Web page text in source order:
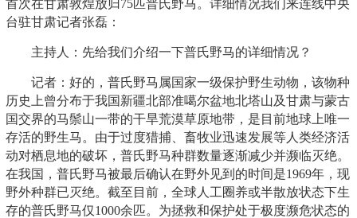
首次在甘肃敦煌放归75匹普氏野马。详细情况我们来连线中央
台驻甘肃记者张磊：
主持人：先给我们介绍一下普氏野马的详细情况？
记者：好的，普氏野马属国家一级保护野生动物，该物种
历史上曾分布于我国新疆北部准噶尔盆地北塔山及甘肃与蒙古
国交界的马鬃山一带的干旱荒漠草原地带，是目前地球上唯一
存活的野生马。由于过度猎捕、畜牧业迅速发展等人类经济活
动对栖息地的破坏，普氏野马种群数量逐渐减少并濒临灭绝。
在我国，普氏野马被最后确认在野外见到的时间是1969年，现
野外种群已灭绝。截至目前，全球人工圈养或半散放状态下生
存的普氏野马仅1000余匹。为拯救和保护处于极度濒危状态的